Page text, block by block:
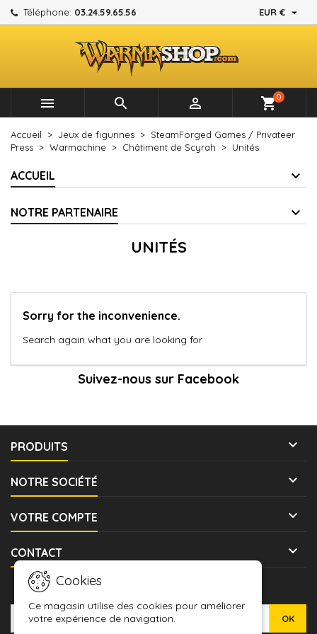
Téléphone: 03.24.59.65.56 EUR € 
   shopping_cart0
Accueil Jeux de figurines
SteamForged Games / Privateer
Press
Warmachine Châtiment de Scyrah Unités
ACCUEIL
NOTRE PARTENAIRE
UNITÉS
Sorry for the inconvenience.
Search again what you are looking for
Suivez-nous sur Facebook
PRODUITS 
NOTRE SOCIÉTÉ 
VOTRE COMPTE 
CONTACT 
Mes listes d'envies ×
Créer une nouvelle liste
((modalTitle)) ×
((confirmMessage))
((cancelText)) ((modalDeleteText))
Créer une liste d'envies ×
Nom de la liste d'envies
Annuler Créer une liste d'envies
Connexion ×
Vous devez être connecté pour ajouter des produits à
votre liste d'envies.
Cookies
Ce magasin utilise des cookies pour améliorer
votre expérience de navigation.
LETTRE D'INFORMATIONS